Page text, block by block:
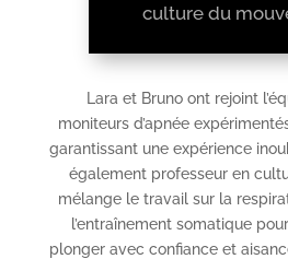
culture du
Lara et Bruno ont rejoint
moniteurs d’apnée
garantissant une expérience
également professeur en
mélange le travail sur la
l’entraînement somatique
plonger avec confiance et